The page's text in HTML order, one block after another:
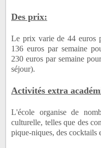
Des prix:
Le prix varie de 44 euros
136 euros par semaine
230 euros par semaine
séjour).
Activités extra
L'école organise de
culturelle, telles que des
pique-niques, des cocktails